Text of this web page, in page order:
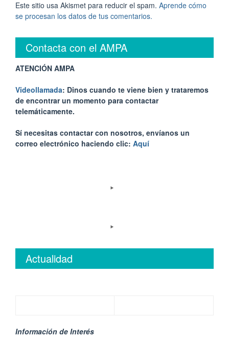
Este sitio usa Akismet para reducir el spam. Aprende cómo
se procesan los datos de tus comentarios.
Contacta con el AMPA
ATENCIÓN AMPA
Videollamada: Dinos cuando te viene bien y trataremos
de encontrar un momento para contactar
telemáticamente.
Sí necesitas contactar con nosotros, envíanos un
correo electrónico haciendo clic: Aquí
Actualidad
Información de Interés